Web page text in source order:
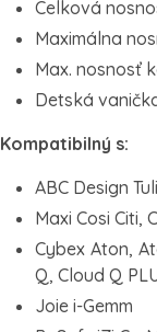
Celková
Maximálna
Max. nosnosť
Detská
Kompatibilný s:
ABC Design
Maxi Cosi Citi,
Cybex Aton,
Q, Cloud Q
Joie i-Gemm